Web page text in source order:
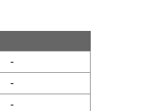
-
-
-